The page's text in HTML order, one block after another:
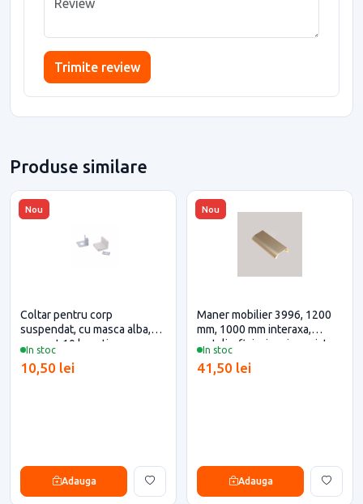
Trimite review
Produse similare
Nou
In stoc
Coltar pentru corp
suspendat, cu masca alba,
eco, set 10 bucati
10,50 lei
Adauga
Nou
In stoc
Maner mobilier 3996, 1200
mm, 1000 mm interaxa,
metalic, finisaj auriu periat
eficiente
41,50 lei
Adauga